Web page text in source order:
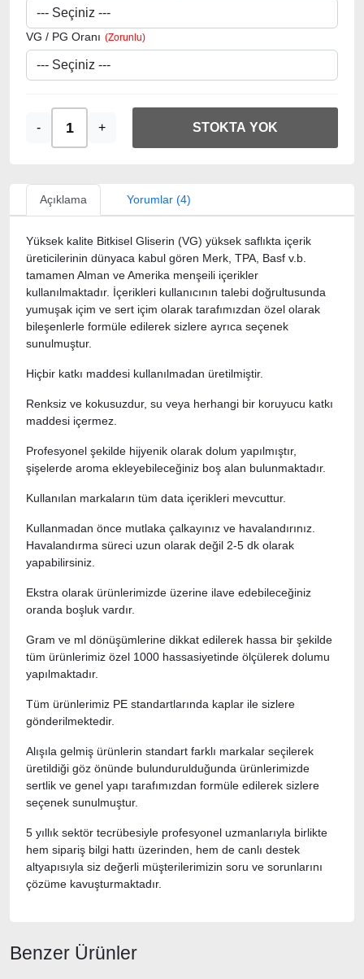
VG / PG Oranı
- + STOKTA YOK
Açıklama Yorumlar (4)
Yüksek kalite Bitkisel Gliserin (VG) yüksek saflıkta içerik
üreticilerinin dünyaca kabul gören Merk, TPA, Basf v.b.
tamamen Alman ve Amerika menşeili içerikler
kullanılmaktadır. İçerikleri kullanıcının talebi doğrultusunda
yumuşak içim ve sert içim olarak tarafımızdan özel olarak
bileşenlerle formüle edilerek sizlere ayrıca seçenek
sunulmuştur.
Hiçbir katkı maddesi kullanılmadan üretilmiştir.
Renksiz ve kokusuzdur, su veya herhangi bir koruyucu katkı
maddesi içermez.
Profesyonel şekilde hijyenik olarak dolum yapılmıştır,
şişelerde aroma ekleyebileceğiniz boş alan bulunmaktadır.
Kullanılan markaların tüm data içerikleri mevcuttur.
Kullanmadan önce mutlaka çalkayınız ve havalandırınız.
Havalandırma süreci uzun olarak değil 2-5 dk olarak
yapabilirsiniz.
Ekstra olarak ürünlerimizde üzerine ilave edebileceğiniz
oranda boşluk vardır.
Gram ve ml dönüşümlerine dikkat edilerek hassa bir şekilde
tüm ürünlerimiz özel 1000 hassasiyetinde ölçülerek dolumu
yapılmaktadır.
Tüm ürünlerimiz PE standartlarında kaplar ile sizlere
gönderilmektedir.
Alışıla gelmiş ürünlerin standart farklı markalar seçilerek
üretildiği göz önünde bulundurulduğunda ürünlerimizde
sertlik ve genel yapı tarafımızdan formüle edilerek sizlere
seçenek sunulmuştur.
5 yıllık sektör tecrübesiyle profesyonel uzmanlarıyla birlikte
hem sipariş bilgi hattı üzerinden, hem de canlı destek
altyapısıyla siz değerli müşterilerimizin soru ve sorunlarını
çözüme kavuşturmaktadır.
Benzer Ürünler